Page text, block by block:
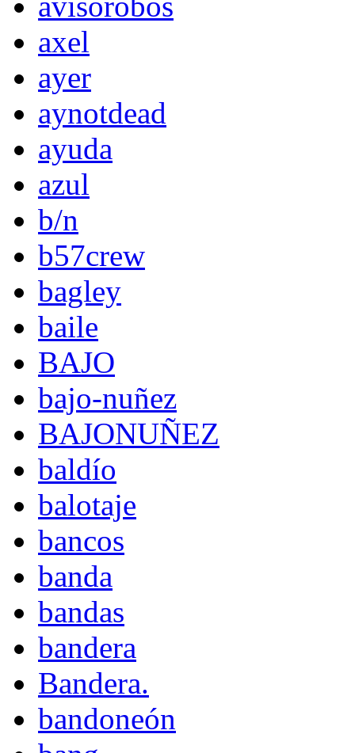
axel
ayer
aynotdead
ayuda
azul
b/n
b57crew
bagley
baile
BAJO
bajo-nuñez
BAJONUÑEZ
baldío
balotaje
bancos
banda
bandas
bandera
Bandera.
bandoneón